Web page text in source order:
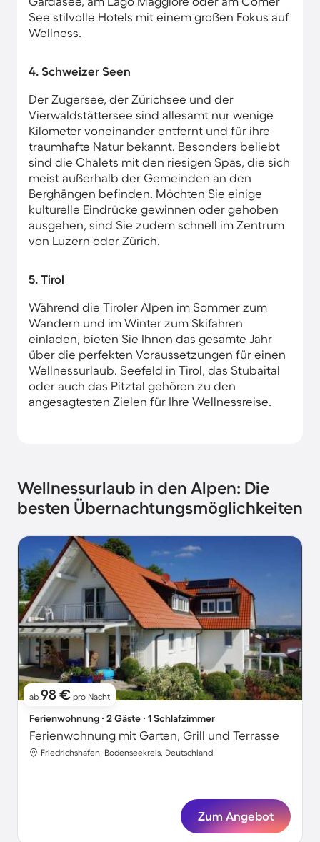
See stilvolle Hotels mit einem großen Fokus auf
Wellness.
4. Schweizer Seen
Der Zugersee, der Zürichsee und der
Vierwaldstättersee sind allesamt nur wenige
Kilometer voneinander entfernt und für ihre
traumhafte Natur bekannt. Besonders beliebt
sind die Chalets mit den riesigen Spas, die sich
meist außerhalb der Gemeinden an den
Berghängen befinden. Möchten Sie einige
kulturelle Eindrücke gewinnen oder gehoben
ausgehen, sind Sie zudem schnell im Zentrum
von Luzern oder Zürich.
5. Tirol
Während die Tiroler Alpen im Sommer zum
Wandern und im Winter zum Skifahren
einladen, bieten Sie Ihnen das gesamte Jahr
über die perfekten Voraussetzungen für einen
Wellnessurlaub. Seefeld in Tirol, das Stubaital
oder auch das Pitztal gehören zu den
angesagtesten Zielen für Ihre Wellnessreise.
Wellnessurlaub in den Alpen: Die
besten Übernachtungsmöglichkeiten
ab 98 € pro Nacht
Ferienwohnung ∙ 2 Gäste ∙ 1 Schlafzimmer
Ferienwohnung mit Garten, Grill und Terrasse
Friedrichshafen, Bodenseekreis, Deutschland
Zum Angebot